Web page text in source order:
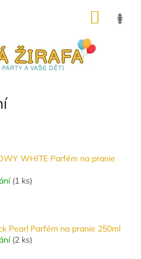
WHITE Parfém na pranie
(1 ks)
Pearl Parfém na pranie 250ml
(2 ks)